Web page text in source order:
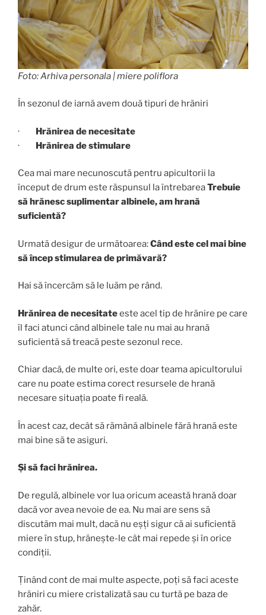
Foto: Arhiva personala | miere poliflora
În sezonul de iarnă avem două tipuri de hrăniri
· Hrănirea de necesitate
· Hrănirea de stimulare
Cea mai mare necunoscută pentru apicultorii la
început de drum este răspunsul la întrebareaTrebuie
să hrănesc suplimentar albinele, am hrană
suficientă?
Urmată desigur de următoarea:Când este cel mai bine
să încep stimularea de primăvară?
Hai să încercăm să le luăm pe rând.
Hrănirea de necesitateeste acel tip de hrănire pe care
îl faci atunci când albinele tale nu mai au hrană
suficientă să treacă peste sezonul rece.
Chiar dacă, de multe ori, este doar teama apicultorului
care nu poate estima corect resursele de hrană
necesare situația poate fi reală.
În acest caz, decât să rămână albinele fără hrană este
mai bine să te asiguri.
Și să faci hrănirea.
De regulă, albinele vor lua oricum această hrană doar
dacă vor avea nevoie de ea. Nu mai are sens să
discutăm mai mult, dacă nu eșți sigur că ai suficientă
miere în stup, hrănește-le cât mai repede și în orice
condiții.
Ținând cont de mai multe aspecte, poți să faci aceste
hrăniri cu miere cristalizată sau cu turtă pe baza de
zahăr.